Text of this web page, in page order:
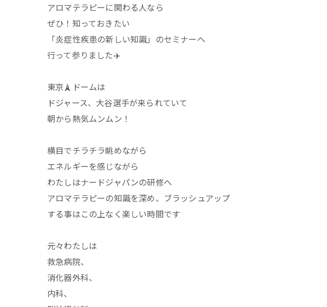
アロマテラピーに関わる人なら
ぜひ！知っておきたい
「炎症性疾患の新しい知識」のセミナーへ
行って参りました✈️
東京🗼ドームは
ドジャース、大谷選手が来られていて
朝から熱気ムンムン！
横目でチラチラ眺めながら
エネルギーを感じながら
わたしはナードジャパンの研修へ
アロマテラピーの知識を深め、ブラッシュアップ
する事はこの上なく楽しい時間です
元々わたしは
救急病院、
消化器外科、
内科、